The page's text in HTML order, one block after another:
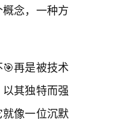
念，一种方
再是被技术
其独特而强
像一位沉默